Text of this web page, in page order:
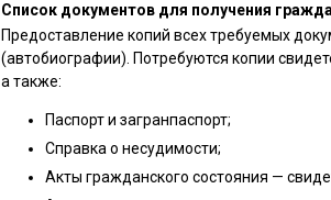
Список документов для получения
Предоставление копий всех требуемых
(автобиографии). Потребуются копии
а также:
Паспорт и загранпаспорт;
Справка о несудимости;
Акты гражданского состояния —